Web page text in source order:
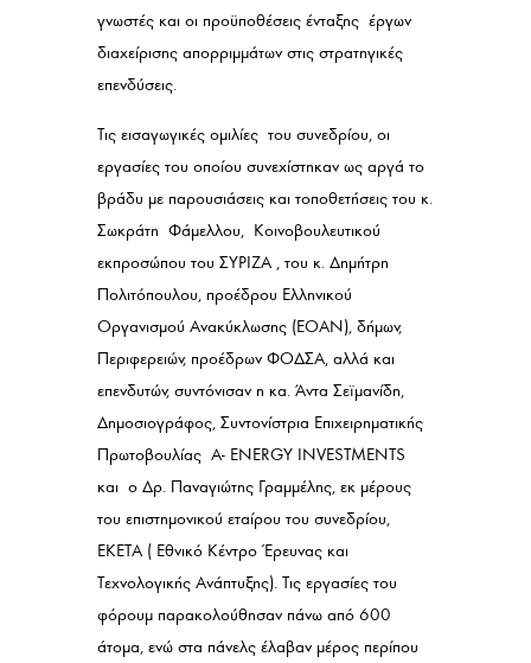
γνωστές και οι προϋποθέσεις ένταξης έργων
διαχείρισης απορριμμάτων στις στρατηγικές
επενδύσεις.
Τις εισαγωγικές ομιλίες του συνεδρίου, οι
εργασίες του οποίου συνεχίστηκαν ως αργά το
βράδυ με παρουσιάσεις και τοποθετήσεις του κ.
Σωκράτη Φάμελλου, Κοινοβουλευτικού
εκπροσώπου του ΣΥΡΙΖΑ , του κ. Δημήτρη
Πολιτόπουλου, προέδρου Ελληνικού
Οργανισμού Ανακύκλωσης (ΕΟΑΝ), δήμων,
Περιφερειών, προέδρων ΦΟΔΣΑ, αλλά και
επενδυτών, συντόνισαν η κα. Άντα Σεϊμανίδη,
Δημοσιογράφος, Συντονίστρια Επιχειρηματικής
Πρωτοβουλίας Α- ΕΝΕRGY INVESTMENTS
και ο Δρ. Παναγιώτης Γραμμέλης, εκ μέρους
του επιστημονικού εταίρου του συνεδρίου,
ΕΚΕΤΑ ( Εθνικό Κέντρο Έρευνας και
Τεχνολογικής Ανάπτυξης). Τις εργασίες του
φόρουμ παρακολούθησαν πάνω από 600
άτομα, ενώ στα πάνελς έλαβαν μέρος περίπου